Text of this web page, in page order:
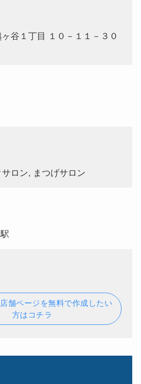
谷１丁目 １０－１１－３０
ロン, まつげサロン
舗ページを無料で作成したい
方はコチラ